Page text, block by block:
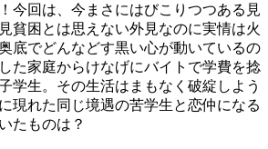
今回は、今まさにはびこりつつある見
貧困とは思えない外見なのに実情は火
底でどんなどす黒い心が動いているの
た家庭からけなげにバイトで学費を捻
学生。その生活はまもなく破綻しよう
現れた同じ境遇の苦学生と恋仲になる
たものは？